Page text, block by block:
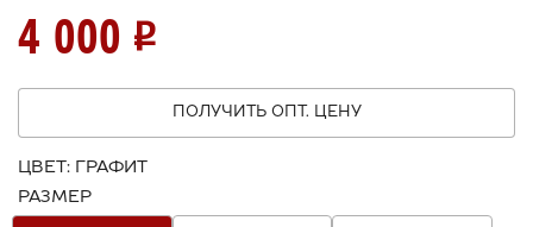
4 000
ПОЛУЧИТЬ ОПТ. ЦЕНУ
ЦВЕТ: ГРАФИТ
РАЗМЕР